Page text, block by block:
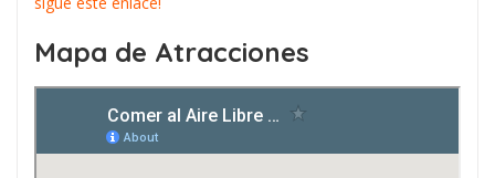
Mapa de Atracciones